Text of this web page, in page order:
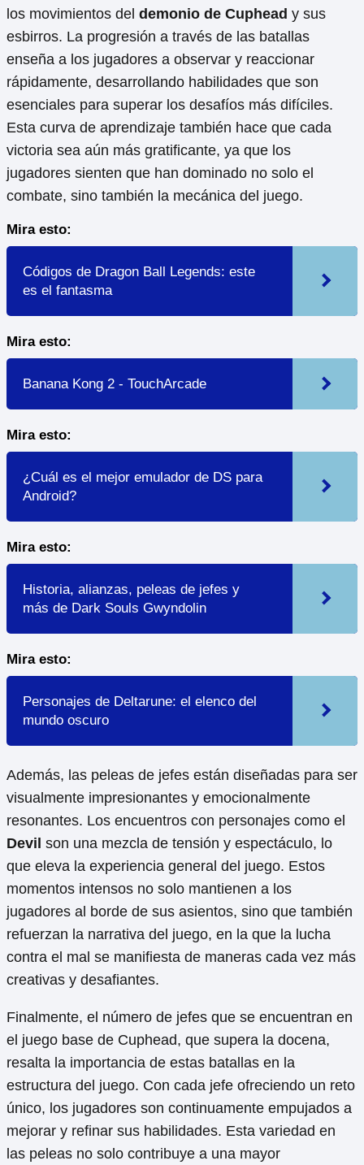
los movimientos del demonio de Cuphead y sus
esbirros. La progresión a través de las batallas
enseña a los jugadores a observar y reaccionar
rápidamente, desarrollando habilidades que son
esenciales para superar los desafíos más difíciles.
Esta curva de aprendizaje también hace que cada
victoria sea aún más gratificante, ya que los
jugadores sienten que han dominado no solo el
combate, sino también la mecánica del juego.
Mira esto:
Códigos de Dragon Ball Legends: este
es el fantasma
Mira esto:
Banana Kong 2 - TouchArcade
Mira esto:
¿Cuál es el mejor emulador de DS para
Android?
Mira esto:
Historia, alianzas, peleas de jefes y
más de Dark Souls Gwyndolin
Mira esto:
Personajes de Deltarune: el elenco del
mundo oscuro
Además, las peleas de jefes están diseñadas para ser
visualmente impresionantes y emocionalmente
resonantes. Los encuentros con personajes como el
Devil son una mezcla de tensión y espectáculo, lo
que eleva la experiencia general del juego. Estos
momentos intensos no solo mantienen a los
jugadores al borde de sus asientos, sino que también
refuerzan la narrativa del juego, en la que la lucha
contra el mal se manifiesta de maneras cada vez más
creativas y desafiantes.
Finalmente, el número de jefes que se encuentran en
el juego base de Cuphead, que supera la docena,
resalta la importancia de estas batallas en la
estructura del juego. Con cada jefe ofreciendo un reto
único, los jugadores son continuamente empujados a
mejorar y refinar sus habilidades. Esta variedad en
las peleas no solo contribuye a una mayor